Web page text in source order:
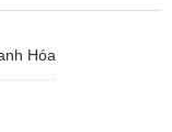
Hóa